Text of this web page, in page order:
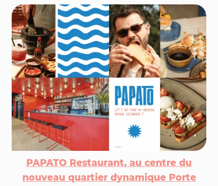
PAPATO Restaurant, au centre du
nouveau quartier dynamique Porte